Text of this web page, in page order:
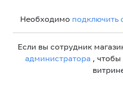
Необходимо подключить
Если вы сотрудник
администратора , чтобы